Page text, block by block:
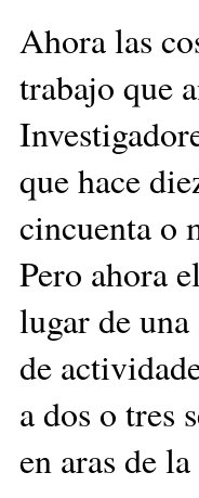
Ahora las
trabajo que
que hace
cincuenta o
Pero ahora
lugar de
de
a dos o tres
en aras de